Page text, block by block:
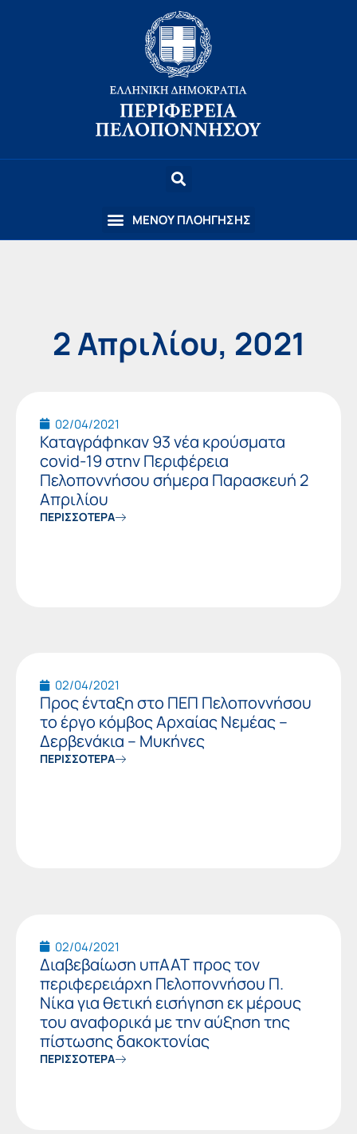
2 Απριλίου, 2021
02/04/2021
Καταγράφηκαν 93 νέα κρούσματα
covid-19 στην Περιφέρεια
Πελοποννήσου σήμερα Παρασκευή 2
Απριλίου
ΠΕΡΙΣΣΟΤΕΡΑ
02/04/2021
Προς ένταξη στο ΠΕΠ Πελοποννήσου
το έργο κόμβος Αρχαίας Νεμέας –
Δερβενάκια – Μυκήνες
ΠΕΡΙΣΣΟΤΕΡΑ
02/04/2021
Διαβεβαίωση υπΑΑΤ προς τον
περιφερειάρχη Πελοποννήσου Π.
Νίκα για θετική εισήγηση εκ μέρους
του αναφορικά με την αύξηση της
πίστωσης δακοκτονίας
ΠΕΡΙΣΣΟΤΕΡΑ